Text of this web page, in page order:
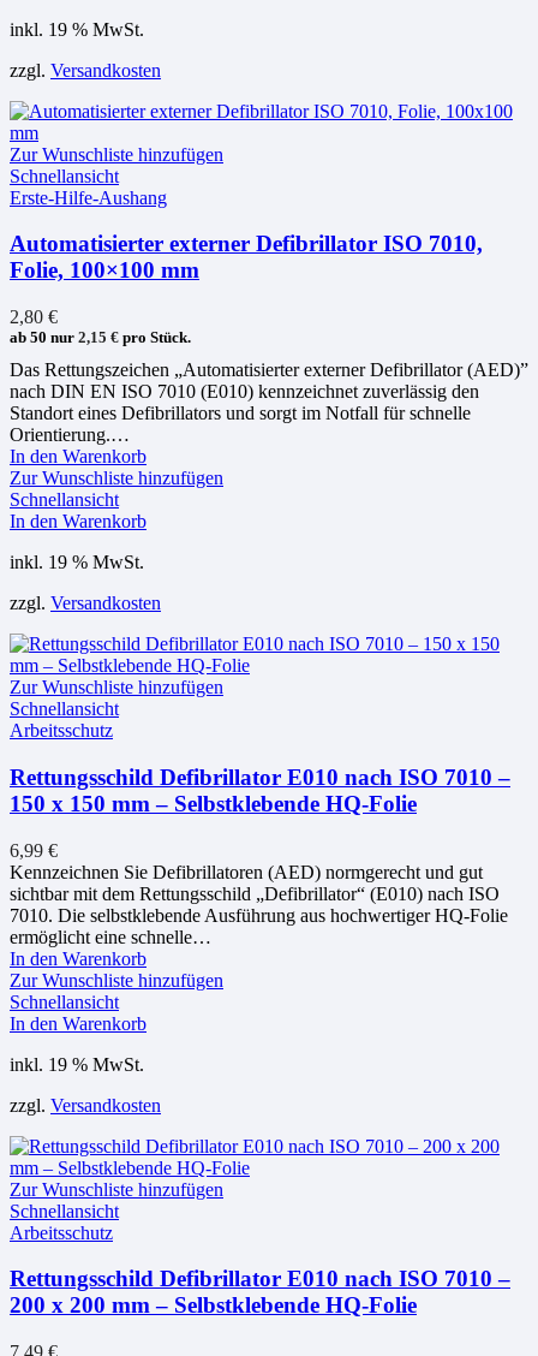
inkl. 19 % MwSt.
zzgl. Versandkosten
Zur Wunschliste hinzufügen
Schnellansicht
Erste-Hilfe-Aushang
Automatisierter externer Defibrillator ISO 7010,
Folie, 100×100 mm
2,80 €
ab 50 nur 2,15 € pro Stück.
Das Rettungszeichen „Automatisierter externer Defibrillator (AED)”
nach DIN EN ISO 7010 (E010) kennzeichnet zuverlässig den
Standort eines Defibrillators und sorgt im Notfall für schnelle
Orientierung.…
In den Warenkorb
Zur Wunschliste hinzufügen
Schnellansicht
In den Warenkorb
inkl. 19 % MwSt.
zzgl. Versandkosten
Zur Wunschliste hinzufügen
Schnellansicht
Arbeitsschutz
Rettungsschild Defibrillator E010 nach ISO 7010 –
150 x 150 mm – Selbstklebende HQ-Folie
6,99 €
Kennzeichnen Sie Defibrillatoren (AED) normgerecht und gut
sichtbar mit dem Rettungsschild „Defibrillator“ (E010) nach ISO
7010. Die selbstklebende Ausführung aus hochwertiger HQ-Folie
ermöglicht eine schnelle…
In den Warenkorb
Zur Wunschliste hinzufügen
Schnellansicht
In den Warenkorb
inkl. 19 % MwSt.
zzgl. Versandkosten
Zur Wunschliste hinzufügen
Schnellansicht
Arbeitsschutz
Rettungsschild Defibrillator E010 nach ISO 7010 –
200 x 200 mm – Selbstklebende HQ-Folie
7,49 €